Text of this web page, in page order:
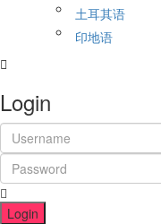
土耳其语
印地语
Login
Login